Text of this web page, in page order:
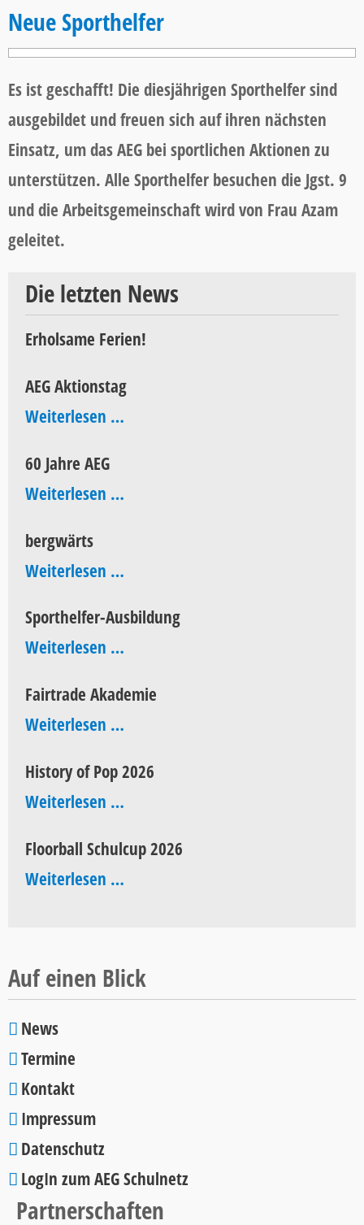
Neue Sporthelfer
Es ist geschafft! Die diesjährigen Sporthelfer sind
ausgebildet und freuen sich auf ihren nächsten
Einsatz, um das AEG bei sportlichen Aktionen zu
unterstützen. Alle Sporthelfer besuchen die Jgst. 9
und die Arbeitsgemeinschaft wird von Frau Azam
geleitet.
Die letzten News
Erholsame Ferien!
AEG Aktionstag
Weiterlesen …AEG
60 Jahre AEG
Weiterlesen …60
bergwärts
Weiterlesen …bergwärts
Sporthelfer-Ausbildung
Weiterlesen …Sporthelfer-
Fairtrade Akademie
Weiterlesen …Fairtrade
History of Pop 2026
Weiterlesen …History
Pop
2026
Floorball Schulcup 2026
Weiterlesen …Floorball
Auf einen Blick
Navigation
überspringen
News
Termine
Kontakt
Impressum
Datenschutz
LogIn zum AEG Schulnetz
Partnerschaften